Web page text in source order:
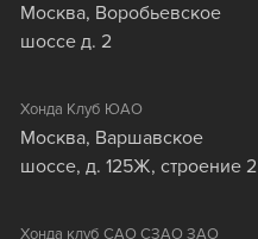
Москва, Воробьевское
шоссе д. 2
Хонда Клуб ЮАО
Москва, Варшавское
шоссе, д. 125Ж, строение 2
Хонда клуб САО СЗАО ЗАО